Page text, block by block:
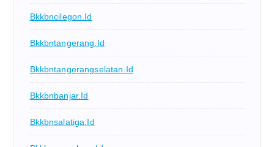
Bkkbncilegon.id
Bkkbntangerang.id
Bkkbntangerangselatan.id
Bkkbnbanjar.id
Bkkbnsalatiga.id